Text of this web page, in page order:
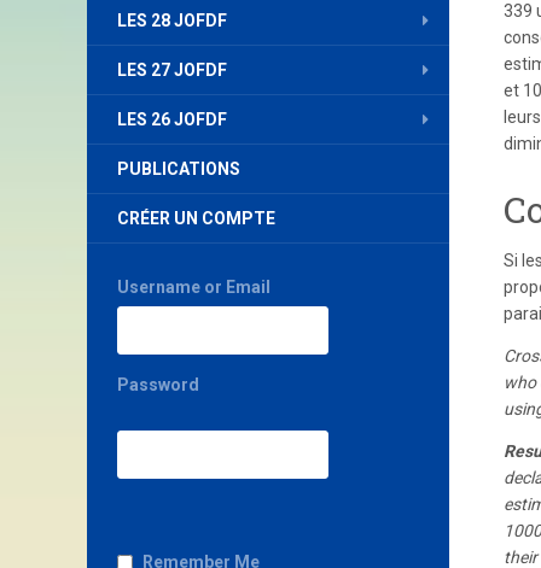
LES 28 JOFDF
LES 27 JOFDF
LES 26 JOFDF
PUBLICATIONS
CRÉER UN COMPTE
Username or Email
Password
Remember Me
339
et
Si
who
their